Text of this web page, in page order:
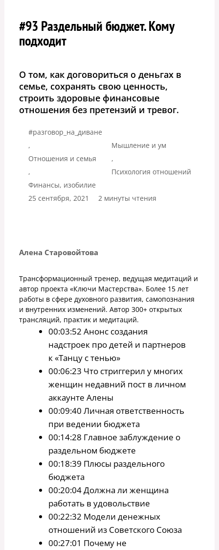
#93 Раздельный бюджет. Кому
подходит
О том, как договориться о деньгах в
семье, сохранять свою ценность,
строить здоровые финансовые
отношения без претензий и тревог.
#разговор_на_диване
,
Отношения и семья
,
Финансы, изобилие
Мышление и ум
,
Психология отношений
25 сентября, 2021 2 минуты чтения
Алена Старовойтова
Трансформационный тренер, ведущая медитаций и
автор проекта «Ключи Мастерства». Более 15 лет
работы в сфере духовного развития, самопознания
и внутренних изменений. Автор 300+ открытых
трансляций, практик и медитаций.
00:03:52 Анонс создания
надстроек про детей и партнеров
к «Танцу с тенью»
00:06:23 Что стриггерил у многих
женщин недавний пост в личном
аккаунте Алены
00:09:40 Личная ответственность
при ведении бюджета
00:14:28 Главное заблуждение о
раздельном бюджете
00:18:39 Плюсы раздельного
бюджета
00:20:04 Должна ли женщина
работать в удовольствие
00:22:32 Модели денежных
отношений из Советского Союза
00:27:01 Почему не